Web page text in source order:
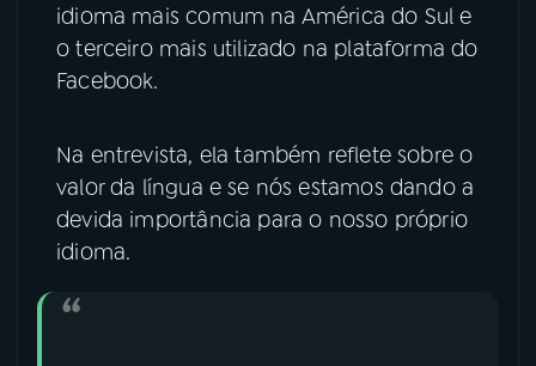
idioma mais comum na América do Sul e
o terceiro mais utilizado na plataforma do
Facebook.
Na entrevista, ela também reflete sobre o
valor da língua e se nós estamos dando a
devida importância para o nosso próprio
idioma.